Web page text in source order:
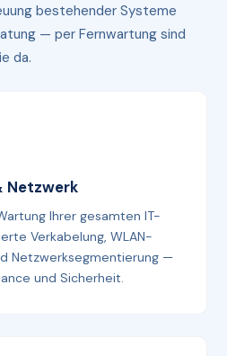
bestehender Systeme
— per Fernwartung sind
da.
Netzwerk
Ihrer gesamten IT-
Verkabelung, WLAN-
Netzwerksegmentierung —
und Sicherheit.